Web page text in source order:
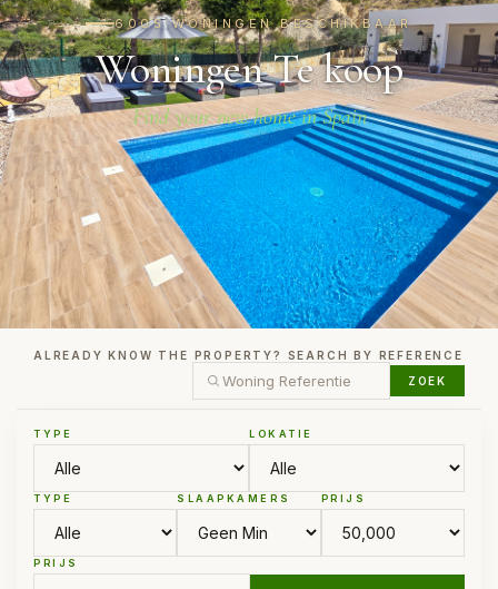
6005 WONINGEN BESCHIKBAAR
Woningen Te koop
Find your new home in Spain
ALREADY KNOW THE PROPERTY? SEARCH BY REFERENCE
ZOEK
TYPE LOKATIE
TYPE SLAAPKAMERS PRIJS
PRIJS